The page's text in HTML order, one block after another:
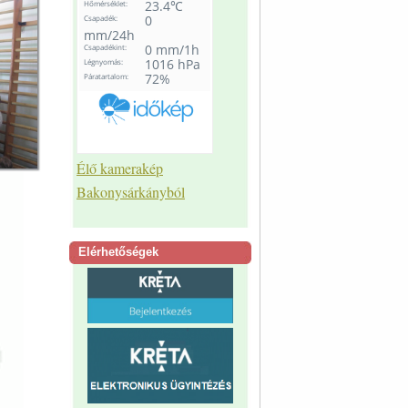
Élő kamerakép
Bakonysárkányból
Elérhetőségek